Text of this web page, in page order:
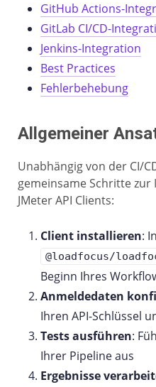
GitHub Actions-
GitLab CI/CD-
Jenkins-Integration
Best Practices
Fehlerbehebung
Allgemeiner
Unabhängig von der CI/
gemeinsame Schritte
JMeter API Clients:
Client installieren:
@loadfocus/
Beginn Ihres
Anmeldedaten
Ihren API-Schlüssel
Tests ausführen:
Ihrer Pipeline aus
Ergebnisse